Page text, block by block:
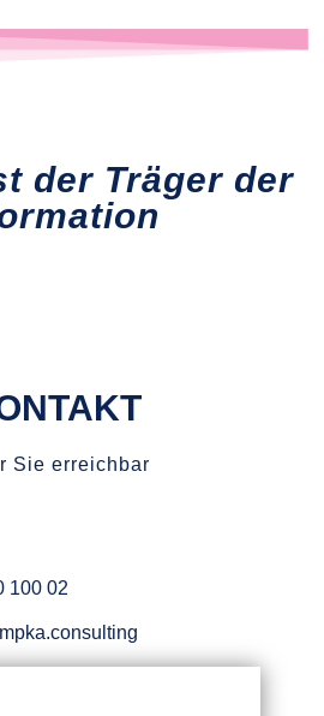
der Träger der
Sie erreichbar
100 02‬